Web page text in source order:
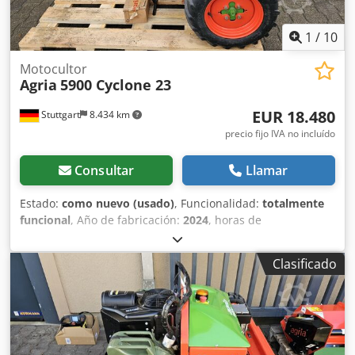
1 / 10
Stuttgart 8.434 km
Motocultor
Agria 5900 Cyclone 23
EUR 18.480
precio fijo IVA no incluído
Consultar Llamar
Estado: como nuevo (usado), Funcionalidad: totalmente
funcional, Año de fabricación: 2024, horas de
, potencia:
de combustible:gasolina, tipo de engranaje:hidrostático,
Agria 5900 Taifun Profi - Portador de equipos hidráulicos
Detalles técnicos: Motor de gasolina Kawasaki de 2
cilindros y cuatro tiempos de 23 CV con arranque eléctrico
Transmisión: hidrostática continuamente variable con
embrague seco de un solo disco Djdpov Ecdkofx Ah Eeck
Clasificado